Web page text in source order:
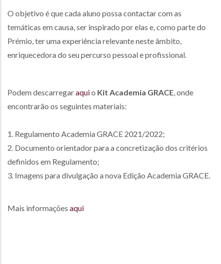
O objetivo é que cada aluno possa contactar com as
temáticas em causa, ser inspirado por elas e, como parte do
Prémio, ter uma experiência relevante neste âmbito,
enriquecedora do seu percurso pessoal e profissional.
Podem descarregaraquio Kit Academia GRACE, onde
encontrarão os seguintes materiais:
1. Regulamento Academia GRACE 2021/2022;
2. Documento orientador para a concretização dos critérios
definidos em Regulamento;
3. Imagens para divulgação a nova Edição Academia GRACE.
Mais informações aqui